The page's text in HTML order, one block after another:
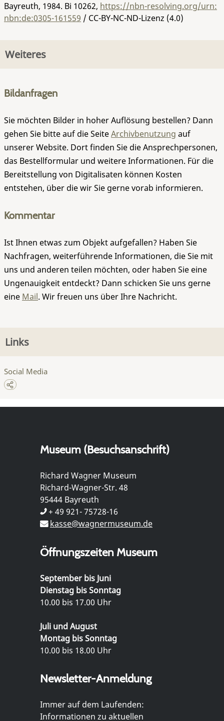
Bayreuth, 1984. Bi 10262, https://nbn-resolving.org/urn:
nbn:de:0305-161559 / CC-BY-NC-ND-Lizenz (4.0)
Weiteres
Bildanfragen
Sie möchten Bilder in hoher Auflösung bestellen? Dann
gehen Sie bitte auf die SeiteArchivbenutzung auf
unserer Website. Dort finden Sie die Ansprechpersonen,
das Bestellformular und weitere Informationen. Für die
Bereitstellung von Digitalisaten können Kosten
entstehen, über die wir Sie gerne vorab informieren.
Kommentar
Ist Ihnen etwas zum Objekt aufgefallen? Haben Sie
Nachfragen, weiterführende Informationen, die Sie mit
uns und anderen teilen möchten, oder haben Sie eine
Ungenauigkeit entdeckt? Dann schicken Sie uns gerne
eine Mail. Wir freuen uns über Ihre Nachricht.
Links
Social Media
Museum (Besuchsanschrift)
Richard Wagner Museum
Richard-Wagner-Str. 48
95444 Bayreuth
+ 49 921- 75728-16
kasse@wagnermuseum.de
Öffnungszeiten Museum
September bis Juni
Dienstag bis Sonntag
10.00 bis 17.00 Uhr
Juli und August
Montag bis Sonntag
10.00 bis 18.00 Uhr
Newsletter-Anmeldung
Immer auf dem Laufenden:
Informationen zu aktuellen